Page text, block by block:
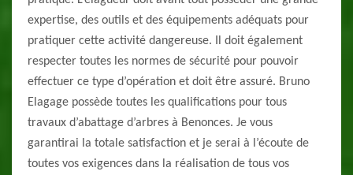
expertise, des outils et des équipements adéquats pour
pratiquer cette activité dangereuse. Il doit également
respecter toutes les normes de sécurité pour pouvoir
effectuer ce type d’opération et doit être assuré. Bruno
Elagage possède toutes les qualifications pour tous
travaux d’abattage d’arbres à Benonces. Je vous
garantirai la totale satisfaction et je serai à l’écoute de
toutes vos exigences dans la réalisation de tous vos